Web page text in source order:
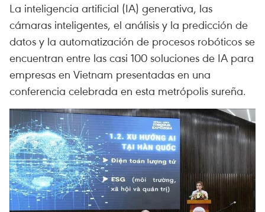
La inteligencia artificial (IA) generativa, las
cámaras inteligentes, el análisis y la predicción de
datos y la automatización de procesos robóticos se
encuentran entre las casi 100 soluciones de IA para
empresas en Vietnam presentadas en una
conferencia celebrada en esta metrópolis sureña.